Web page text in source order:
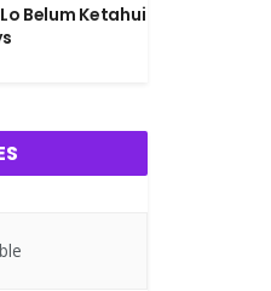
Belum Ketahui